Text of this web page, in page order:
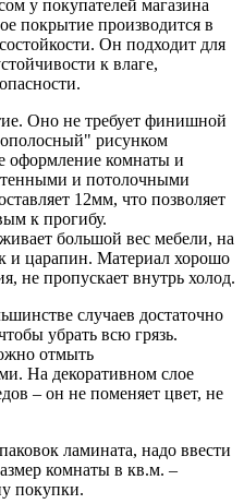
у покупателей магазина
покрытие производится в
Он подходит для
к влаге,
Оно не требует финишной
рисунком
оформление комнаты и
и потолочными
12мм, что позволяет
к прогибу.
большой вес мебели, на
и царапин. Материал хорошо
не пропускает внутрь холод.
случаев достаточно
убрать всю грязь.
отмыть
На декоративном слое
– он не поменяет цвет, не
ламината, надо ввести
комнаты в кв.м. –
покупки.